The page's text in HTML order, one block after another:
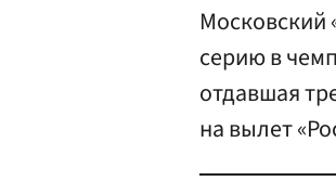
серию в
отдавшая
на вылет